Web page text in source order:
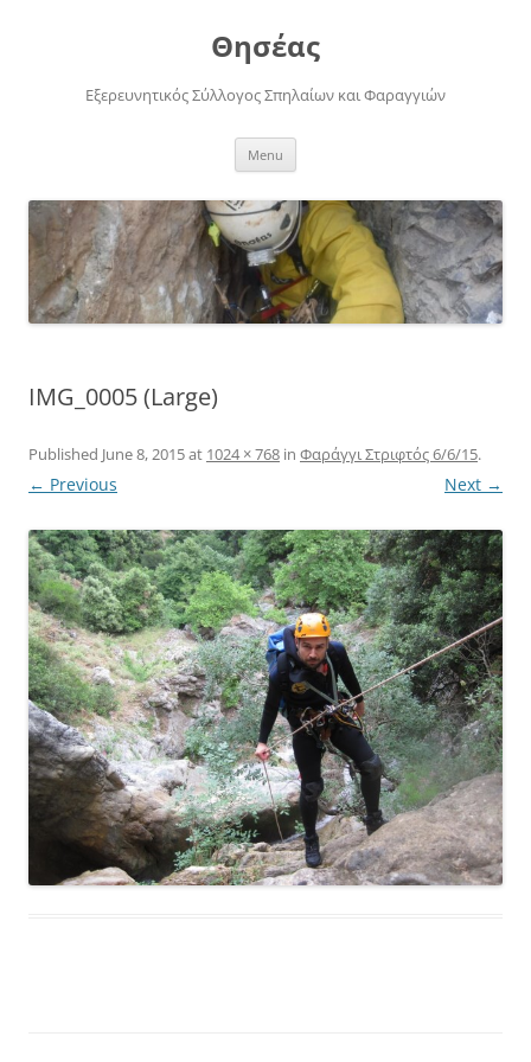
Θησέας
Εξερευνητικός Σύλλογος Σπηλαίων και Φαραγγιών
Menu
IMG_0005 (Large)
Published June 8, 2015at 1024 × 768 in Φαράγγι Στριφτός 6/6/15.
← Previous Next →